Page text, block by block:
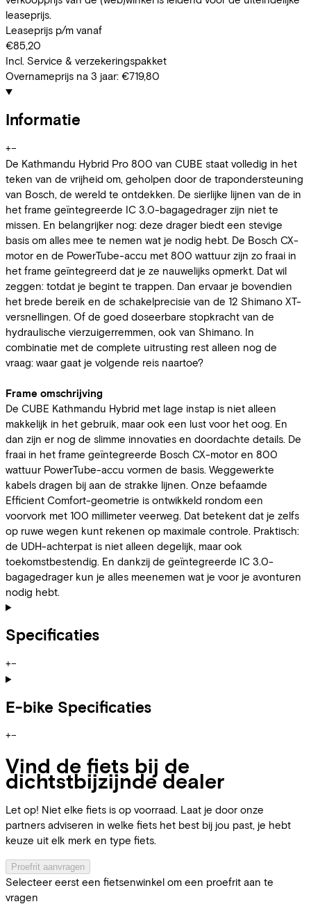
leaseprijs.
Leaseprijs p/m vanaf
€85,20
Incl. Service & verzekeringspakket
Overnameprijs na 3 jaar: €719,80
Informatie
+−
De Kathmandu Hybrid Pro 800 van CUBE staat volledig in het
teken van de vrijheid om, geholpen door de trapondersteuning
van Bosch, de wereld te ontdekken. De sierlijke lijnen van de in
het frame geïntegreerde IC 3.0-bagagedrager zijn niet te
missen. En belangrijker nog: deze drager biedt een stevige
basis om alles mee te nemen wat je nodig hebt. De Bosch CX-
motor en de PowerTube-accu met 800 wattuur zijn zo fraai in
het frame geïntegreerd dat je ze nauwelijks opmerkt. Dat wil
zeggen: totdat je begint te trappen. Dan ervaar je bovendien
het brede bereik en de schakelprecisie van de 12 Shimano XT-
versnellingen. Of de goed doseerbare stopkracht van de
hydraulische vierzuigerremmen, ook van Shimano. In
combinatie met de complete uitrusting rest alleen nog de
vraag: waar gaat je volgende reis naartoe?
Frame omschrijving
De CUBE Kathmandu Hybrid met lage instap is niet alleen
makkelijk in het gebruik, maar ook een lust voor het oog. En
dan zijn er nog de slimme innovaties en doordachte details. De
fraai in het frame geïntegreerde Bosch CX-motor en 800
wattuur PowerTube-accu vormen de basis. Weggewerkte
kabels dragen bij aan de strakke lijnen. Onze befaamde
Efficient Comfort-geometrie is ontwikkeld rondom een
voorvork met 100 millimeter veerweg. Dat betekent dat je zelfs
op ruwe wegen kunt rekenen op maximale controle. Praktisch:
de UDH-achterpat is niet alleen degelijk, maar ook
toekomstbestendig. En dankzij de geïntegreerde IC 3.0-
bagagedrager kun je alles meenemen wat je voor je avonturen
nodig hebt.
Specificaties
+−
E-bike Specificaties
+−
Vind de fiets bij de
dichtstbijzijnde dealer
Let op! Niet elke fiets is op voorraad. Laat je door onze
partners adviseren in welke fiets het best bij jou past, je hebt
keuze uit elk merk en type fiets.
Proefrit aanvragen
Selecteer eerst een fietsenwinkel om een proefrit aan te
vragen